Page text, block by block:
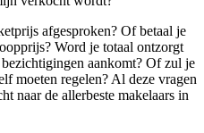
afgesproken? Of betaal je
Word je totaal ontzorgt
aankomt? Of zul je
moeten regelen? Al deze vragen
naar de allerbeste makelaars in